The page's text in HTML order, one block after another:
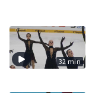
32 min